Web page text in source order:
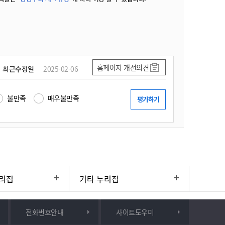
최근수정일 2025-02-06 홈페이지 개선의견
불만족 매우불만족
집 기타 누리집
전화번호안내 사이트도우미